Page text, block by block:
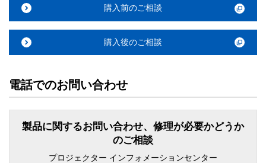
購入前のご相談
購入後のご相談
電話でのお問い合わせ
製品に関するお問い合わせ、修理が必要かどうか
のご相談
プロジェクター インフォメーションセンター